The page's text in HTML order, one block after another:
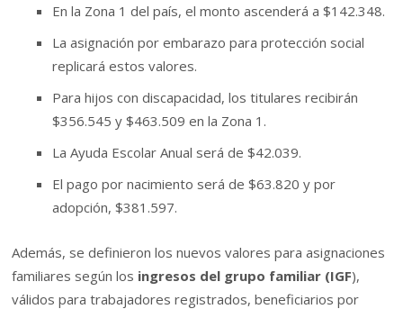
En la Zona 1 del país, el monto ascenderá a $142.348.
La asignación por embarazo para protección social
replicará estos valores.
Para hijos con discapacidad, los titulares recibirán
$356.545 y $463.509 en la Zona 1.
La Ayuda Escolar Anual será de $42.039.
El pago por nacimiento será de $63.820 y por
adopción, $381.597.
Además, se definieron los nuevos valores para asignaciones
familiares según los ingresos del grupo familiar (IGF),
válidos para trabajadores registrados, beneficiarios por